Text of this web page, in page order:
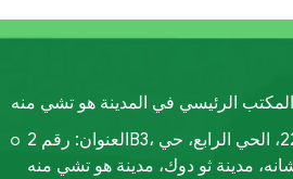
المكتب الرئيسي في المدينة هو تشي منه
العنوان: رقم 2B3، الشارع رقم 22، الحي الرابع، حي
مدينة ثو دوك، مدينة هو تشي منه